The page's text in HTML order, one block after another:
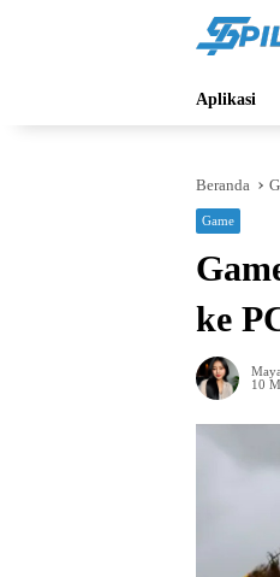
Aplikasi
Beranda
Game
ke
10